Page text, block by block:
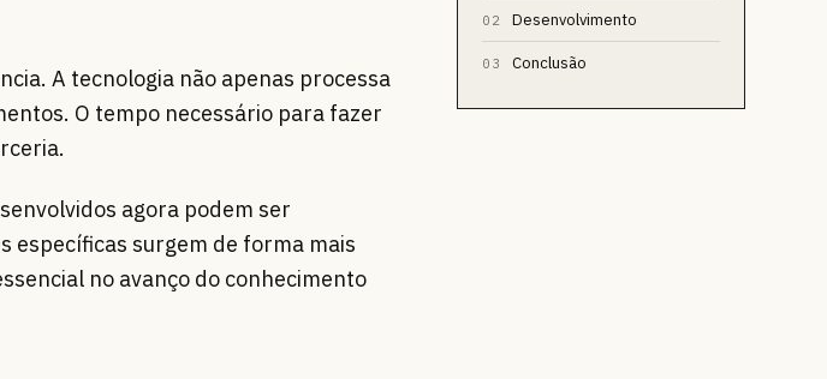
A tecnologia não apenas processa
O tempo necessário para fazer
agora podem ser
específicas surgem de forma mais
no avanço do conhecimento
02 Desenvolvimento
03 Conclusão